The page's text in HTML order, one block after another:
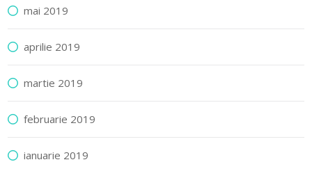
mai 2019
aprilie 2019
martie 2019
februarie 2019
ianuarie 2019